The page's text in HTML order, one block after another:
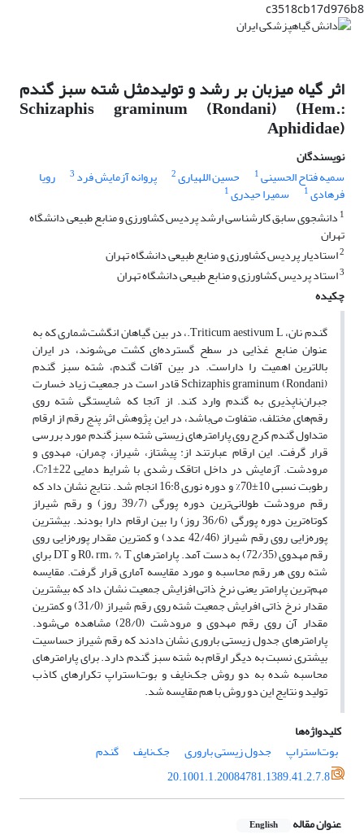
c3518cb17d976b8
اثر گیاه میزبان بر رشد و تولیدمثل شته سبز گندم
Schizaphis graminum (Rondani) (Hem.:
Aphididae)
نویسندگان
سمیه فتاح الحسینی1 حسین اللهیاری2 پروانه آزمایش فرد 3 رویا
فرهادی1 سمیرا حیدری1
1 دانشجوی سابق کارشناسی ارشد پردیس کشاورزی و منابع طبیعی دانشگاه
تهران
2استادیار پردیس کشاورزی و منابع طبیعی دانشگاه تهران
3استاد پردیس کشاورزی و منابع طبیعی دانشگاه تهران
چکیده
گندم نان، Triticum aestivum L.، در بین گیاهان انگشت‌شماری که به
عنوان منابع غذایی در سطح گسترده‌ای کشت می‌شوند، در ایران
بالاترین اهمیت را داراست. در بین آفات گندم، شته سبز گندم
Schizaphis graminum (Rondani) قادر است در جمعیت زیاد خسارت
جبران‌ناپذیری به گندم وارد کند. از آنجا که شایستگی شته روی
رقم‌های مختلف، متفاوت می‌باشد، در این پژوهش اثر پنج رقم از ارقام
متداول گندم کرج روی پارامترهای زیستی شته سبز گندم مورد بررسی
قرار گرفت. این ارقام عبارتند از: پیشتاز، شیراز، چمران، مهدوی و
مرودشت. آزمایش در داخل اتاقک رشدی با شرایط دمایی C?1±22،
رطوبت نسبی 10±70% و دوره نوری 16:8 انجام شد. نتایج نشان داد که
رقم مرودشت طولانی‌ترین دوره پورگی (39/7 روز) و رقم شیراز
کوتاه‌ترین دوره پورگی (36/6 روز) را بین ارقام دارا بودند. بیشترین
پوره‌زایی روی رقم شیراز (42/46 عدد) و کمترین مقدار پوره‌زایی روی
رقم مهدوی (72/35) به دست آمد. پارامترهای R0، rm، ?، T و DT برای
شته روی هر رقم محاسبه و مورد مقایسه آماری قرار گرفت. مقایسه
مهم‌ترین پارامتر یعنی نرخ ذاتی افزایش جمعیت نشان داد که بیشترین
مقدار نرخ ذاتی افرایش جمعیت شته روی رقم شیراز (31/0) و کمترین
مقدار آن روی رقم مهدوی و مرودشت (28/0) مشاهده می‌شود.
پارامترهای جدول زیستی باروری نشان دادند که رقم‌ شیراز حساسیت
بیشتری نسبت به دیگر ارقام به شته سبز گندم دارد. برای پارامترهای
محاسبه شده به دو روش جک‌نایف و بوت‌استراپ تکرارهای کاذب
تولید و نتایج این دو روش با هم مقایسه شد.
کلیدواژه‌ها
بوت‌استراپ
جدول زیستی باروری جک‌نایف
گندم
20.1001.1.20084781.1389.41.2.7.8
عنوان مقاله English